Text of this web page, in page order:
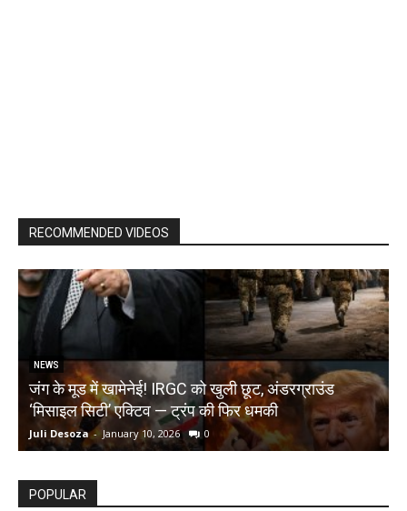
RECOMMENDED VIDEOS
NEWS
जंग के मूड में खामेनेई! IRGC को खुली छूट, अंडरग्राउंड
‘मिसाइल सिटी’ एक्टिव — ट्रंप की फिर धमकी
Juli Desoza - January 10, 2026 0
POPULAR